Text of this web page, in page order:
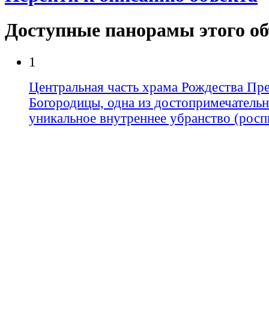
Доступные панорамы этого
1
Центральная часть храма Рождества
Богородицы, одна из
уникальное внутреннее убранство